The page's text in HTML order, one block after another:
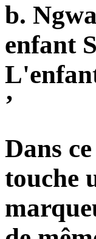
b.
enfant
’
Dans
touche